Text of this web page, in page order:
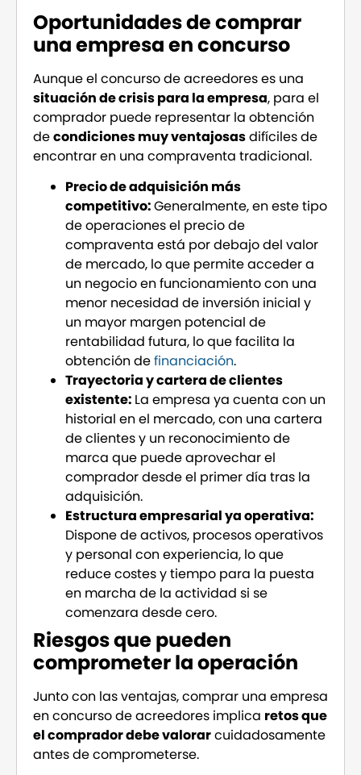
Oportunidades de comprar
una empresa en concurso
Aunque el concurso de acreedores es una
situación de crisis para la empresa, para el
comprador puede representar la obtención
decondiciones muy ventajosasdifíciles de
encontrar en una compraventa tradicional.
Precio de adquisición más
competitivo:Generalmente, en este tipo
de operaciones el precio de
compraventa está por debajo del valor
de mercado, lo que permite acceder a
un negocio en funcionamiento con una
menor necesidad de inversión inicial y
un mayor margen potencial de
rentabilidad futura, lo que facilita la
obtención definanciación.
Trayectoria y cartera de clientes
existente: La empresa ya cuenta con un
historial en el mercado, con una cartera
de clientes y un reconocimiento de
marca que puede aprovechar el
comprador desde el primer día tras la
adquisición.
Estructura empresarial ya operativa:
Dispone de activos, procesos operativos
y personal con experiencia, lo que
reduce costes y tiempo para la puesta
en marcha de la actividad si se
comenzara desde cero.
Riesgos que pueden
comprometer la operación
Junto con las ventajas, comprar una empresa
en concurso de acreedores implica retos que
el comprador debe valorarcuidadosamente
antes de comprometerse.